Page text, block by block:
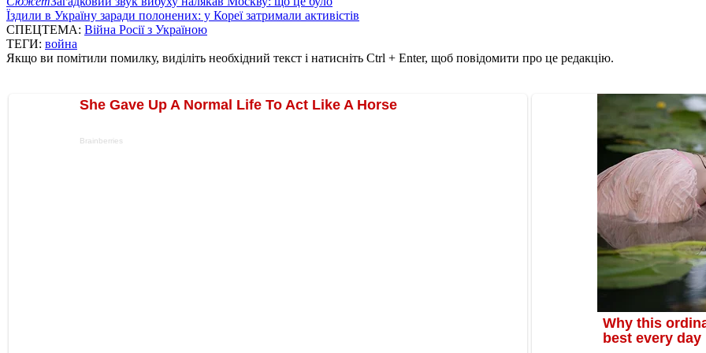
Їздили в Україну заради полонених: у Кореї затримали активістів
СПЕЦТЕМА: Війна Росії з Україною
ТЕГИ: война
Якщо ви помітили помилку, виділіть необхідний текст і натисніть Ctrl + Enter, щоб повідомити про це редакцію.